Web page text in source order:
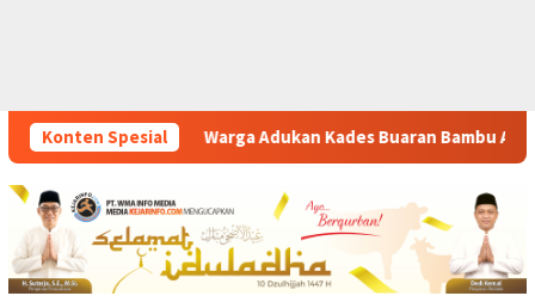
Konten Spesial
Kades Buaran Bambu Atas Dugaan Pungutan Liar